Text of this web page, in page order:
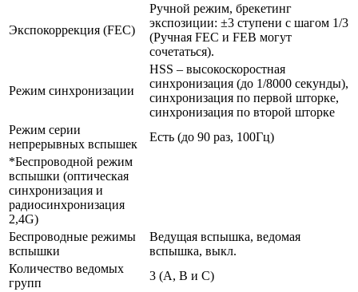
Экспокоррекция (FEC)
Ручной режим, брекетинг
экспозиции: ±3 ступени с шагом 1/3
(Ручная FEC и FEB могут
сочетаться).
Режим синхронизации
HSS – высокоскоростная
синхронизация (до 1/8000 секунды),
синхронизация по первой шторке,
синхронизация по второй шторке
Режим серии
непрерывных вспышек
Есть (до 90 раз, 100Гц)
*Беспроводной режим
вспышки (оптическая
синхронизация и
радиосинхронизация
2,4G)
Беспроводные режимы
вспышки
Ведущая вспышка, ведомая
вспышка, выкл.
Количество ведомых
групп
3 (A, B и C)